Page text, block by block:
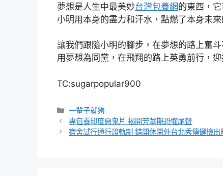
夢想是人生中最美妙台灣包養網的東西，
小明用本身的盡力和汗水，點燃了本身未
讓我們跟隨小明的腳步，在夢想的路上奮
用夢想為同黨，在飛翔的路上英勇前行，
TC:sugarpopular900
分
類
一輩子就夠
專包養印度惡鬼片 揭開芳華期恐懼尾聲
宿舍試行通行證軌制 錯開休閑外台北秀傳健檢